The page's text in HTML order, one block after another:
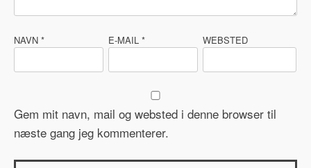
NAVN * E-MAIL * WEBSTED
Gem mit navn, mail og websted i denne browser til
næste gang jeg kommenterer.